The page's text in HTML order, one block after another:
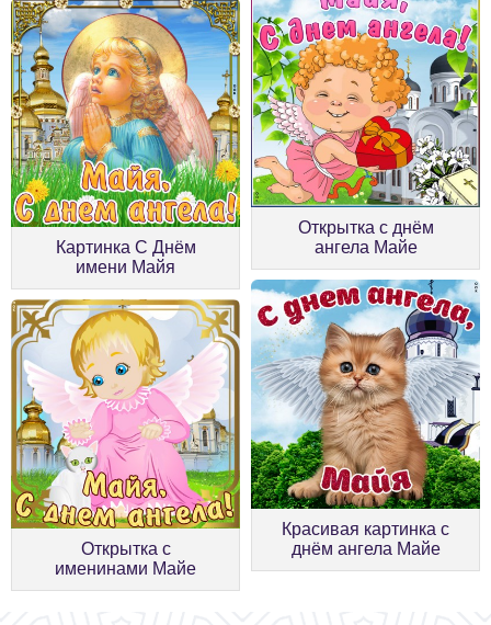
Картинка С Днём
имени Майя
Открытка с днём
ангела Майе
Открытка с
именинами Майе
Красивая картинка с
днём ангела Майе